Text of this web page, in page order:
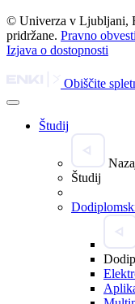
© Univerza v Ljubljani,
pridržane. Pravno
Izjava o dostopnosti
Obiščite
Študij
Študij